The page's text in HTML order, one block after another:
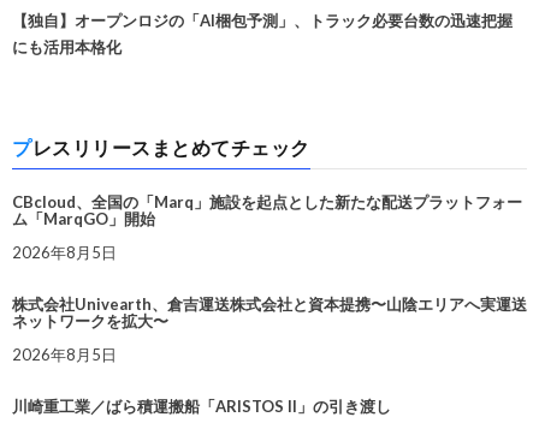
【独自】オープンロジの「AI梱包予測」、トラック必要台数の迅速把握
にも活用本格化
プレスリリースまとめてチェック
CBcloud、全国の「Marq」施設を起点とした新たな配送プラットフォー
ム「MarqGO」開始
2026年8月5日
株式会社Univearth、倉吉運送株式会社と資本提携〜山陰エリアへ実運送
ネットワークを拡大〜
2026年8月5日
川崎重工業／ばら積運搬船「ARISTOS II」の引き渡し